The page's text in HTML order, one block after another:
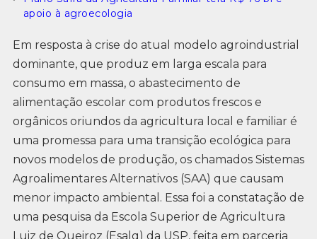
apoio à agroecologia
Em resposta à crise do atual modelo agroindustrial
dominante, que produz em larga escala para
consumo em massa, o abastecimento de
alimentação escolar com produtos frescos e
orgânicos oriundos da agricultura local e familiar é
uma promessa para uma transição ecológica para
novos modelos de produção, os chamados Sistemas
Agroalimentares Alternativos (SAA) que causam
menor impacto ambiental. Essa foi a constatação de
uma pesquisa da Escola Superior de Agricultura
Luiz de Queiroz (Esalq) da USP, feita em parceria